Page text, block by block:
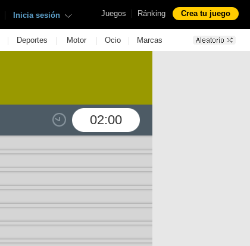
Juegos | Ránking Crea tu juego
| Inicia sesión
| Deportes | Motor | Ocio | Marcas
02:00